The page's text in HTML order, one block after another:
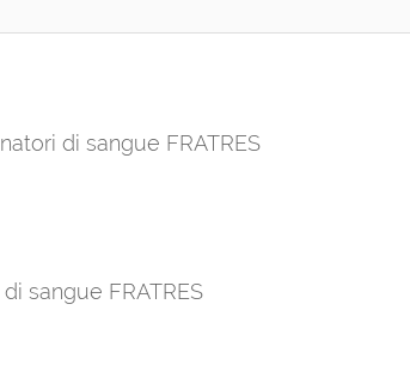
di sangue FRATRES
sangue FRATRES